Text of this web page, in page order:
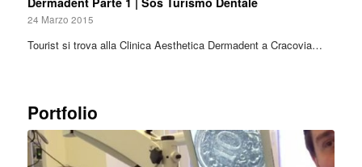
24 Marzo 2015
Tourist si trova alla Clinica Aesthetica Dermadent a Cracovia…
Portfolio